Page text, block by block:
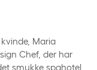
Maria
Chef, der har
smukke spahotel